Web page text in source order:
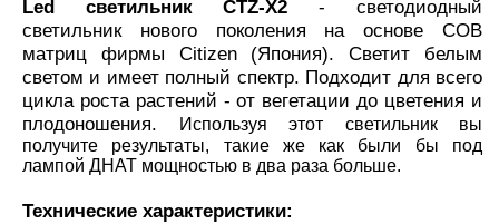
Led светильник CTZ-X2 - светодиодный
светильник нового поколения на основе COB
матриц фирмы Citizen (Япония). Светит белым
светом и имеет полный спектр. Подходит для всего
цикла роста растений - от вегетации до цветения и
плодоношения.
Используя этот светильник вы
получите результаты, такие же как были бы под
лампой ДНАТ мощностью в два раза больше.
Технические характеристики: